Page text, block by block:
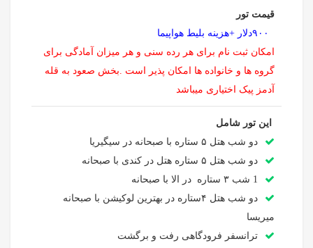
قیمت تور
امکان ثبت نام برای هر رده سنی و هر میزان آمادگی برای
گروه ها و خانواده ها امکان پذیر است .بخش صعود به قله
آدمز پیک اختیاری میباشد
این تور شامل
دو شب هتل ۵ ستاره با صبحانه در سیگیریا
دو شب هتل ۵ ستاره هتل در کندی با صبحانه
1 شب ۳ ستاره در الا با صبحانه
دو شب هتل ۴ستاره در بهترین لوکیشن با صبحانه
میریسا
ترانسفر فرودگاهی رفت و برگشت